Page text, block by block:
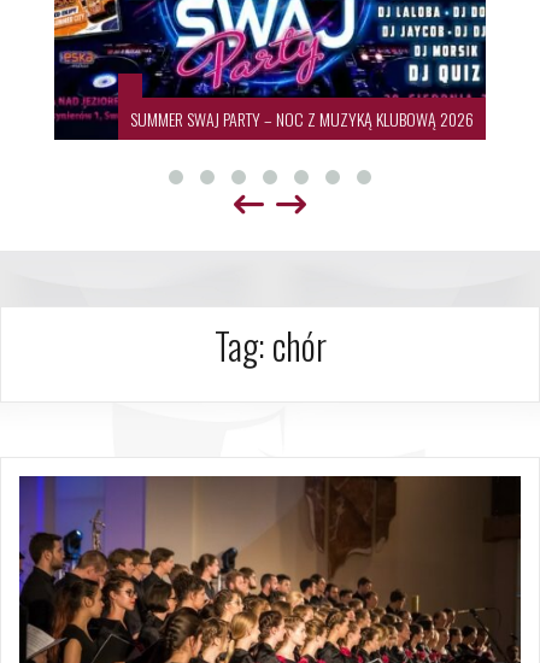
SUMMER SWAJ PARTY – NOC Z MUZYKĄ KLUBOWĄ 2026
Tag:chór